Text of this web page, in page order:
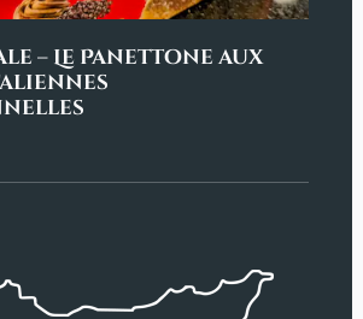
– Le Panettone aux